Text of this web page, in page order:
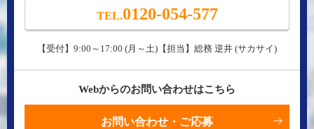
TEL.0120-054-577
【受付】9:00～17:00 (月～土)【担当】総務 逆井 (サカサイ)
Webからのお問い合わせはこちら
お問い合わせ・ご応募